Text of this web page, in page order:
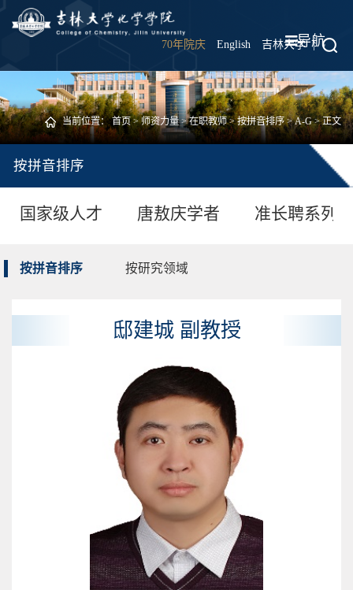
70年院庆 English 吉林大学 |
导航
当前位置：首页>师资力量>在职教师>按拼音排序>A-G> 正文
按拼音排序
国家级人才 唐敖庆学者 准长聘系列
按拼音排序 按研究领域
邸建城 副教授